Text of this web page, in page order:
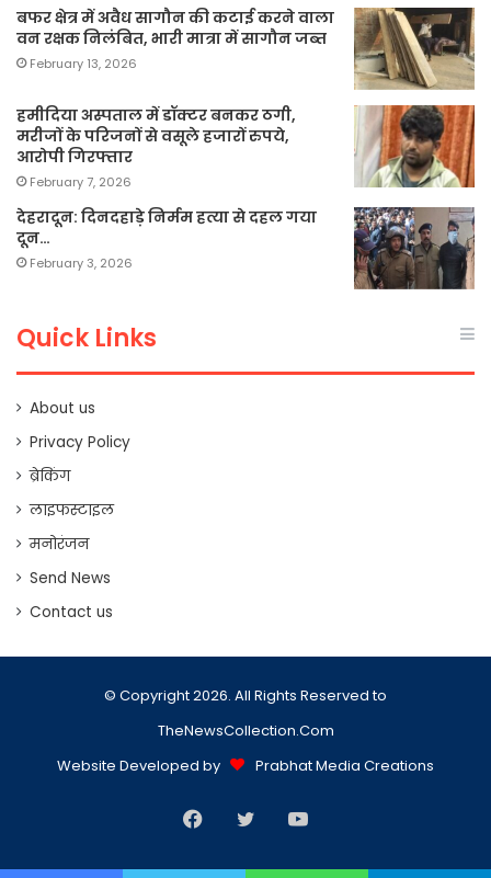
बफर क्षेत्र में अवैध सागौन की कटाई करने वाला
वन रक्षक निलंबित, भारी मात्रा में सागौन जब्त
February 13, 2026
हमीदिया अस्पताल में डॉक्टर बनकर ठगी,
मरीजों के परिजनों से वसूले हजारों रुपये,
आरोपी गिरफ्तार
February 7, 2026
देहरादून: दिनदहाड़े निर्मम हत्या से दहल गया
दून…
February 3, 2026
Quick Links
About us
Privacy Policy
ब्रेकिंग
लाइफस्टाइल
मनोरंजन
Send News
Contact us
© Copyright 2026. All Rights Reserved to
TheNewsCollection.Com
Website Developed by
Prabhat Media Creations
Facebook
TwitterYouTube